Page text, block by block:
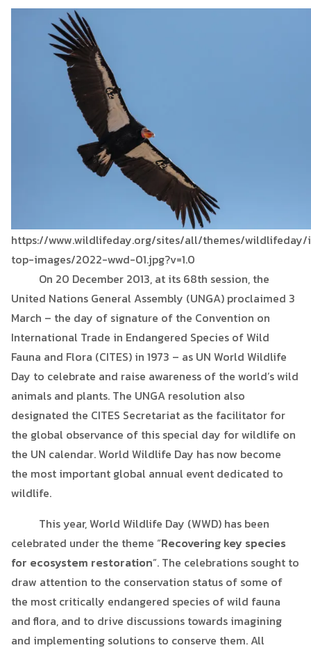
https://www.wildlifeday.org/sites/all/themes/
top-images/2022-wwd-01.jpg?v=1.0
On 20 December 2013, at its 68th session, the
United Nations General Assembly (UNGA) proclaimed 3
March – the day of signature of the Convention on
International Trade in Endangered Species of Wild
Fauna and Flora (CITES) in 1973 – as UN World Wildlife
Day to celebrate and raise awareness of the world’s wild
animals and plants. The UNGA resolution also
designated the CITES Secretariat as the facilitator for
the global observance of this special day for wildlife on
the UN calendar. World Wildlife Day has now become
the most important global annual event dedicated to
wildlife.
This year, World Wildlife Day (WWD) has been
celebrated under the theme “Recovering key species
for ecosystem restoration”. The celebrations sought to
draw attention to the conservation status of some of
the most critically endangered species of wild fauna
and flora, and to drive discussions towards imagining
and implementing solutions to conserve them. All